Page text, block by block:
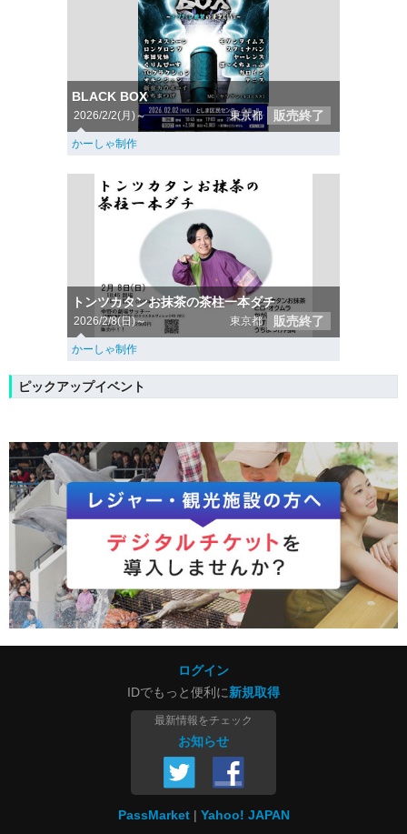
BLACK BOX
2026/2/2(月)～ 東京都 販売終了
かーしゃ制作
トンツカタンお抹茶の茶柱一本ダチ
2026/2/8(日)～ 東京都 販売終了
かーしゃ制作
ピックアップイベント
ログイン
IDでもっと便利に新規取得
最新情報をチェック
お知らせ
PassMarket Yahoo! JAPAN